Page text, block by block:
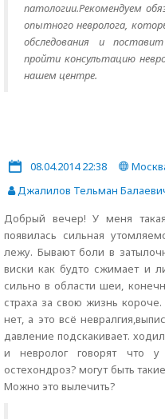
патологии.Рекомендуем
опытного невролога,
обследования и
пройти консультацию
нашем центре.
08.04.2014 22:38
Джалилов Тельман
Добрый вечер! У меня
появилась сильная
лежу. Бывают боли в
виски как будто сжимает и
сильно в области шеи,
страха за свою жизнь
нет, а это всё
давление подскакивает.
и невролог говорят что
остехондроз? могут быть
Можно это вылечить?